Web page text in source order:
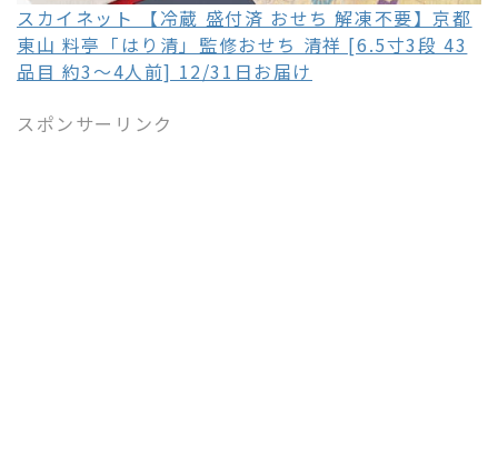
スカイネット 【冷蔵 盛付済 おせち 解凍不要】京都
東山 料亭「はり清」監修おせち 清祥 [6.5寸3段 43
品目 約3～4人前] 12/31日お届け
スポンサーリンク